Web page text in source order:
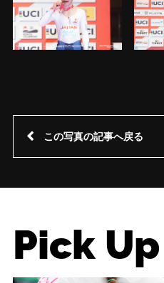
この写真の記事へ戻る
Pick Up